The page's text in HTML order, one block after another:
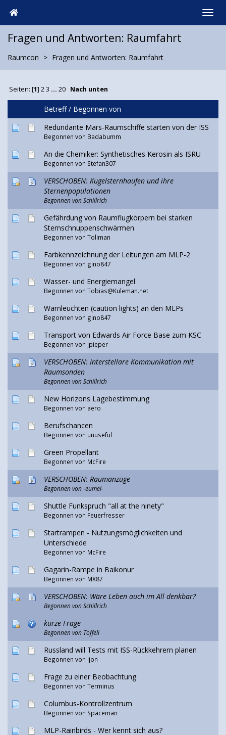
Fragen und Antworten: Raumfahrt
Raumcon Fragen und Antworten: Raumfahrt
Seiten: [1] 2 3 ... 20 Nach unten
Betreff/ Begonnen von
Redundante Mars-Raumschiffe starten von der ISS
Begonnen von Badabumm
An die Chemiker: Synthetisches Kerosin als ISRU
Begonnen von Stefan307
VERSCHOBEN: Kugelsternhaufen und ihre
Sternenpopulationen
Begonnen vonSchillrich
Gefährdung von Raumflugkörpern bei starken
Sternschnuppenschwärmen
Begonnen von Toliman
Farbkennzeichnung der Leitungen am MLP-2
Begonnen von gino847
Wasser- und Energiemangel
Begonnen von Tobias@Kuleman.net
Warnleuchten (caution lights) an den MLPs
Begonnen von gino847
Transport von Edwards Air Force Base zum KSC
Begonnen von jpieper
VERSCHOBEN: Interstellare Kommunikation mit
Raumsonden
Begonnen vonSchillrich
New Horizons Lagebestimmung
Begonnen von aero
Berufschancen
Begonnen von unuseful
Green Propellant
Begonnen von McFire
VERSCHOBEN: Raumanzüge
Begonnen von-eumel-
Shuttle Funkspruch "all at the ninety"
Begonnen von Feuerfresser
Startrampen - Nutzungsmöglichkeiten und
Unterschiede
Begonnen von McFire
Gagarin-Rampe in Baikonur
Begonnen von MX87
VERSCHOBEN: Wäre Leben auch im All denkbar?
Begonnen vonSchillrich
kurze Frage
Begonnen von Toffeli
Russland will Tests mit ISS-Rückkehrern planen
Begonnen von Ijon
Frage zu einer Beobachtung
Begonnen von Terminus
Columbus-Kontrollzentrum
Begonnen von Spaceman
MLP-Rainbirds - Wer kennt sich aus?